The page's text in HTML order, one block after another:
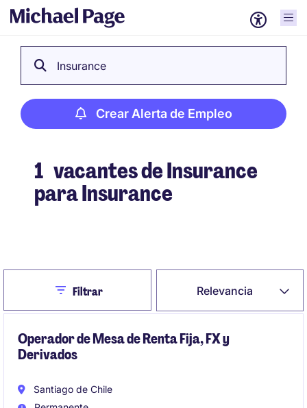
Insurance
Crear Alerta de Empleo
1 vacantes de Insurance
para Insurance
Relevancia
CloseFiltrar
Operador de Mesa de Renta Fija, FX y
Derivados
Santiago de Chile